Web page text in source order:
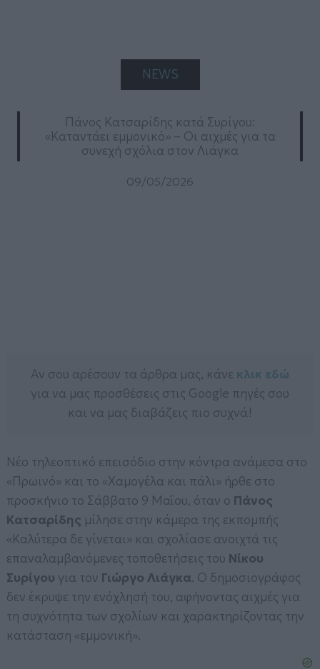
NEWS
Πάνος Κατσαρίδης κατά Συρίγου:
«Καταντάει εμμονικό» – Οι αιχμές για τα
συνεχή σχόλια στον Λιάγκα
09/05/2026
Αν σου αρέσουν τα άρθρα μας, κάνε κλικ εδώ
για να μας προσθέσεις στις Google πηγές σου
και να μας διαβάζεις πιο συχνά!
Νέο τηλεοπτικό επεισόδιο στην κόντρα ανάμεσα στο
«Πρωινό» και το «Χαμογέλα και πάλι» ήρθε στο
προσκήνιο το Σάββατο 9 Μαΐου, όταν ο Πάνος
Κατσαρίδης μίλησε στην κάμερα της εκπομπής
«Καλύτερα δε γίνεται» και σχολίασε ανοιχτά τις
επαναλαμβανόμενες τοποθετήσεις του Νίκου
Συρίγου για τον Γιώργο Λιάγκα. Ο δημοσιογράφος
δεν έκρυψε την ενόχλησή του, αφήνοντας αιχμές για
τη συχνότητα των σχολίων και χαρακτηρίζοντας την
κατάσταση «εμμονική».